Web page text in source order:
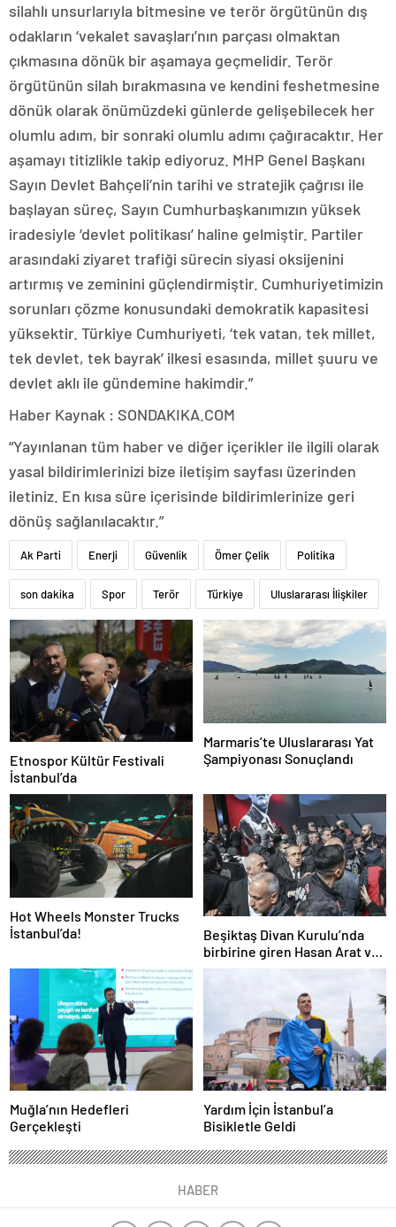
silahlı unsurlarıyla bitmesine ve terör örgütünün dış
odakların ‘vekalet savaşları’nın parçası olmaktan
çıkmasına dönük bir aşamaya geçmelidir. Terör
örgütünün silah bırakmasına ve kendini feshetmesine
dönük olarak önümüzdeki günlerde gelişebilecek her
olumlu adım, bir sonraki olumlu adımı çağıracaktır. Her
aşamayı titizlikle takip ediyoruz. MHP Genel Başkanı
Sayın Devlet Bahçeli’nin tarihi ve stratejik çağrısı ile
başlayan süreç, Sayın Cumhurbaşkanımızın yüksek
iradesiyle ‘devlet politikası’ haline gelmiştir. Partiler
arasındaki ziyaret trafiği sürecin siyasi oksijenini
artırmış ve zeminini güçlendirmiştir. Cumhuriyetimizin
sorunları çözme konusundaki demokratik kapasitesi
yüksektir. Türkiye Cumhuriyeti, ‘tek vatan, tek millet,
tek devlet, tek bayrak’ ilkesi esasında, millet şuuru ve
devlet aklı ile gündemine hakimdir.”
Haber Kaynak : SONDAKIKA.COM
“Yayınlanan tüm haber ve diğer içerikler ile ilgili olarak
yasal bildirimlerinizi bize iletişim sayfası üzerinden
iletiniz. En kısa süre içerisinde bildirimlerinize geri
dönüş sağlanılacaktır.”
Ak Parti Enerji Güvenlik Ömer Çelik Politika
son dakika Spor Terör Türkiye Uluslararası İlişkiler
Etnospor Kültür Festivali
İstanbul’da
Marmaris’te Uluslararası Yat
Şampiyonası Sonuçlandı
Hot Wheels Monster Trucks
İstanbul’da!
Beşiktaş Divan Kurulu’nda
birbirine giren Hasan Arat ve
Tevfik Yamantürk için ihraç
Muğla’nın Hedefleri
Gerçekleşti
Yardım İçin İstanbul’a
Bisikletle Geldi
HABER